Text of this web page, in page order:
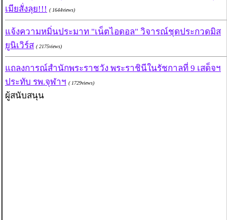
เมียสั่งลุย!!! ( 1644views)
แจ้งความหมิ่นประมาท "เน็ตไอดอล" วิจารณ์ชุดประกวดมิส
ยูนิเวิร์ส ( 2175views)
แถลงการณ์สำนักพระราชวัง พระราชินีในรัชกาลที่ 9 เสด็จฯ
ประทับ รพ.จุฬาฯ ( 1729views)
ผู้สนับสนุน